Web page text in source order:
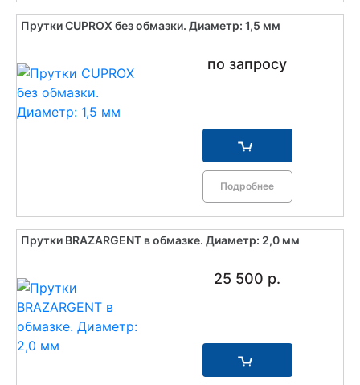
Прутки CUPROX без обмазки. Диаметр: 1,5 мм
по запросу
Подробнее
Прутки BRAZARGENT в обмазке. Диаметр: 2,0 мм
25 500 р.